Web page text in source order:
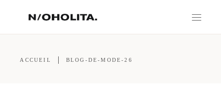
ACCUEIL BLOG-DE-MODE-26